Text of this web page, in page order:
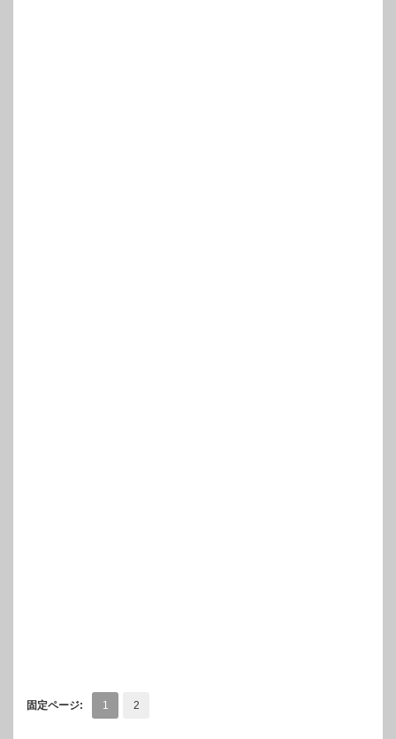
固定ページ: 1 2